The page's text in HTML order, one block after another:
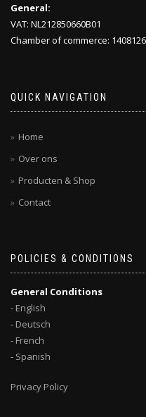
General:
VAT: NL212850660B01
Chamber of commerce:
QUICK NAVIGATION
Home
Over ons
Producten & Shop
Contact
POLICIES & CONDITIONS
General Conditions
- English
- Deutsch
- French
- Spanish
Privacy Policy